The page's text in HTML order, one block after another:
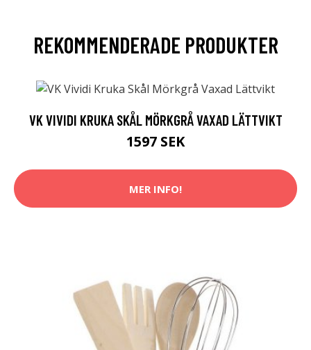
REKOMMENDERADE PRODUKTER
VK VIVIDI KRUKA SKÅL MÖRKGRÅ VAXAD LÄTTVIKT
1597 SEK
MER INFO!